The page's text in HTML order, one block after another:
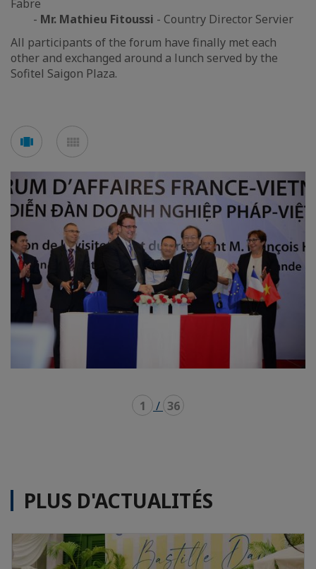
Fabre
- Mr. Mathieu Fitoussi - Country Director Servier
All participants of the forum have finally met each
other and exchanged around a lunch served by the
Sofitel Saigon Plaza.
Voir
en
carousel
en
mosaïque
1 / 36
PLUS D'ACTUALITÉS